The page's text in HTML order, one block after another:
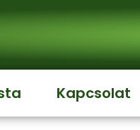
Kapcsolat